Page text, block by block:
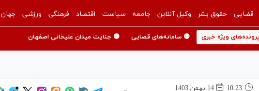
قضایی حقوق بشر وکیل آنلاین جامعه سیاست اقتصاد فرهنگی ورزشی جهان
ویژه خبری 🟡 سامانه‌های قضایی 🟡 جنایت میدان علیخانی اصفهان
10:23
14 بهمن 1403